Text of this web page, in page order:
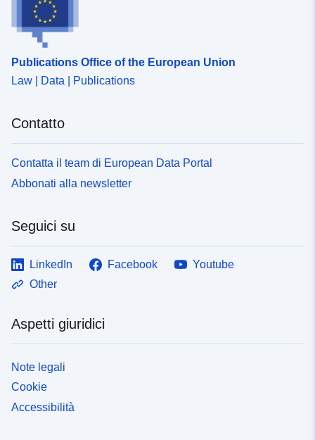
Publications Office of the European Union
Law | Data | Publications
Contatto
Contatta il team di European Data Portal
Abbonati alla newsletter
Seguici su
LinkedIn Facebook
Youtube
Other
Aspetti giuridici
Note legali
Cookie
Accessibilità